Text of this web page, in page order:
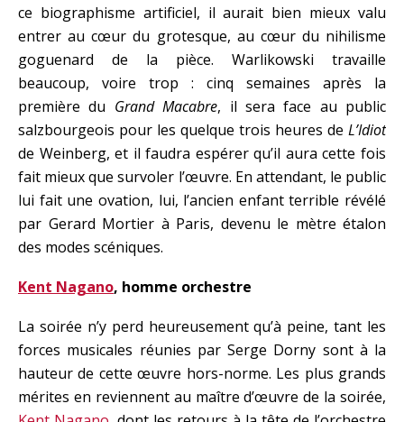
ce biographisme artificiel, il aurait bien mieux valu
entrer au cœur du grotesque, au cœur du nihilisme
goguenard de la pièce. Warlikowski travaille
beaucoup, voire trop : cinq semaines après la
première du Grand Macabre, il sera face au public
salzbourgeois pour les quelque trois heures de L’Idiot
de Weinberg, et il faudra espérer qu’il aura cette fois
fait mieux que survoler l’œuvre. En attendant, le public
lui fait une ovation, lui, l’ancien enfant terrible révélé
par Gerard Mortier à Paris, devenu le mètre étalon
des modes scéniques.
Kent Nagano, homme orchestre
La soirée n’y perd heureusement qu’à peine, tant les
forces musicales réunies par Serge Dorny sont à la
hauteur de cette œuvre hors-norme. Les plus grands
mérites en reviennent au maître d’œuvre de la soirée,